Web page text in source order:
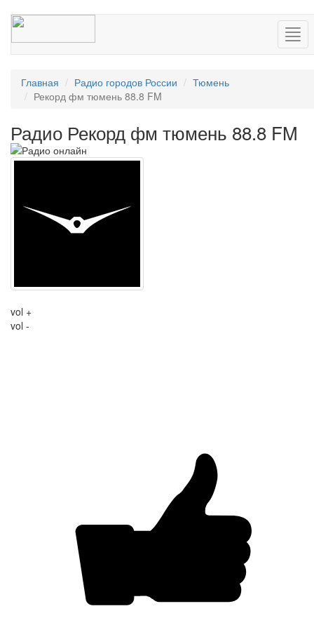
Главная Радио городов России
Тюмень
Рекорд фм тюмень 88.8 FM
Радио Рекорд фм тюмень 88.8 FM
vol +
vol -